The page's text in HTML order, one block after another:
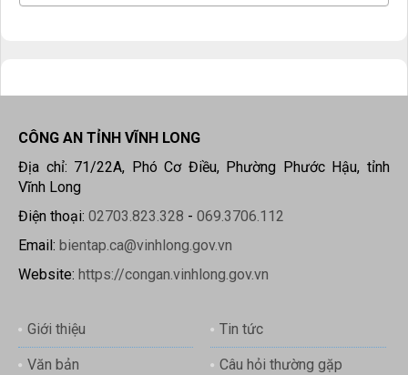
CÔNG AN TỈNH VĨNH LONG
Địa chỉ: 71/22A, Phó Cơ Điều, Phường Phước Hậu, tỉnh
Vĩnh Long
Điện thoại: 02703.823.328 - 069.3706.112
Email: bientap.ca@vinhlong.gov.vn
Website: https://congan.vinhlong.gov.vn
Giới thiệu Tin tức
Văn bản Câu hỏi thường gặp